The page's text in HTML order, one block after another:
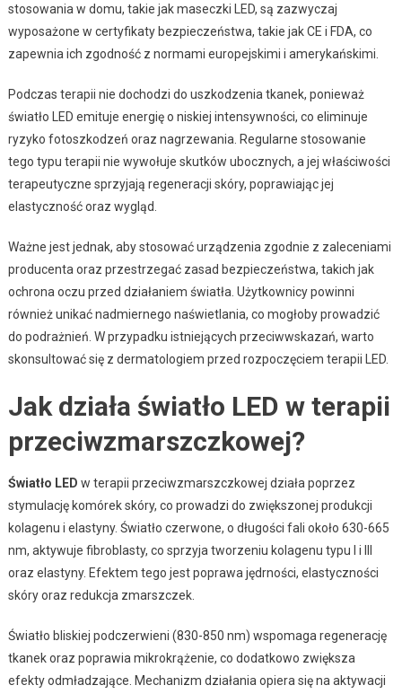
stosowania w domu, takie jak maseczki LED, są zazwyczaj
wyposażone w certyfikaty bezpieczeństwa, takie jak CE i FDA, co
zapewnia ich zgodność z normami europejskimi i amerykańskimi.
Podczas terapii nie dochodzi do uszkodzenia tkanek, ponieważ
światło LED emituje energię o niskiej intensywności, co eliminuje
ryzyko fotoszkodzeń oraz nagrzewania. Regularne stosowanie
tego typu terapii nie wywołuje skutków ubocznych, a jej właściwości
terapeutyczne sprzyjają regeneracji skóry, poprawiając jej
elastyczność oraz wygląd.
Ważne jest jednak, aby stosować urządzenia zgodnie z zaleceniami
producenta oraz przestrzegać zasad bezpieczeństwa, takich jak
ochrona oczu przed działaniem światła. Użytkownicy powinni
również unikać nadmiernego naświetlania, co mogłoby prowadzić
do podrażnień. W przypadku istniejących przeciwwskazań, warto
skonsultować się z dermatologiem przed rozpoczęciem terapii LED.
Jak działa światło LED w terapii
przeciwzmarszczkowej?
Światło LED w terapii przeciwzmarszczkowej działa poprzez
stymulację komórek skóry, co prowadzi do zwiększonej produkcji
kolagenu i elastyny. Światło czerwone, o długości fali około 630-665
nm, aktywuje fibroblasty, co sprzyja tworzeniu kolagenu typu I i III
oraz elastyny. Efektem tego jest poprawa jędrności, elastyczności
skóry oraz redukcja zmarszczek.
Światło bliskiej podczerwieni (830-850 nm) wspomaga regenerację
tkanek oraz poprawia mikrokrążenie, co dodatkowo zwiększa
efekty odmładzające. Mechanizm działania opiera się na aktywacji